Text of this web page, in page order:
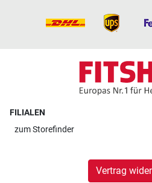
FILIALEN
zumStorefinder
Vertrag